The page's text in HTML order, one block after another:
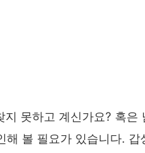
못하고 계신가요? 혹은
볼 필요가 있습니다. 갑